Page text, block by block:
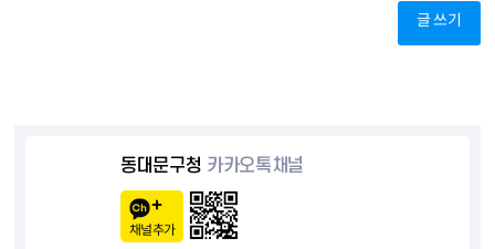
글 쓰기
동대문구청 카카오톡채널
채널추가